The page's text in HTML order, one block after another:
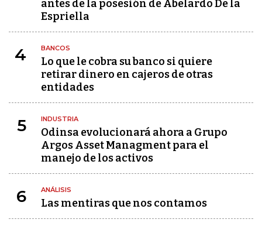
antes de la posesión de Abelardo De la
Espriella
4 BANCOS
Lo que le cobra su banco si quiere
retirar dinero en cajeros de otras
entidades
5 INDUSTRIA
Odinsa evolucionará ahora a Grupo
Argos Asset Managment para el
manejo de los activos
6 ANÁLISIS
Las mentiras que nos contamos